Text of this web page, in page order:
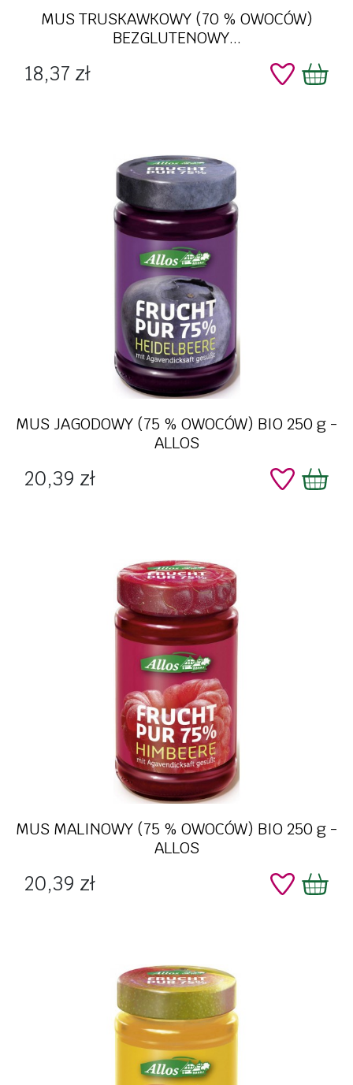
MUS TRUSKAWKOWY (70 % OWOCÓW)
BEZGLUTENOWY...
Cena
18,37 zł
MUS JAGODOWY (75 % OWOCÓW) BIO 250 g -
ALLOS
Cena
20,39 zł
MUS MALINOWY (75 % OWOCÓW) BIO 250 g -
ALLOS
Cena
20,39 zł